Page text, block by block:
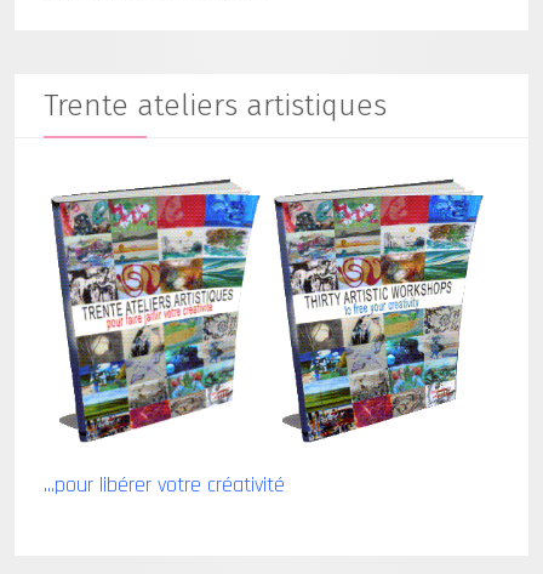
Trente ateliers artistiques
...pour libérer votre créativité